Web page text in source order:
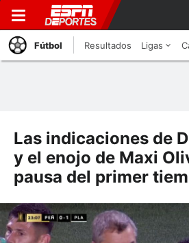
Fútbol Resultados Ligas
Las indicaciones de
y el enojo de Maxi
pausa del primer